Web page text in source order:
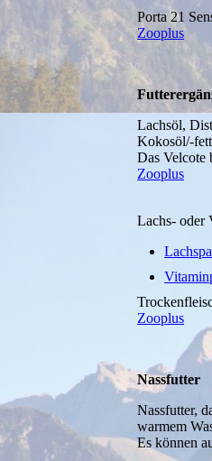
Porta 21
Zooplus
Lachsöl,
Kokosöl/-
Das Velcote
Zooplus
Lachs- oder
Zooplus
Nassfutter
Nassfutter,
warmem
Es können